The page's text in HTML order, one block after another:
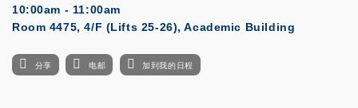
10:00am - 11:00am
Room 4475, 4/F (Lifts 25-26), Academic Building
分享 电邮 加到我的日程